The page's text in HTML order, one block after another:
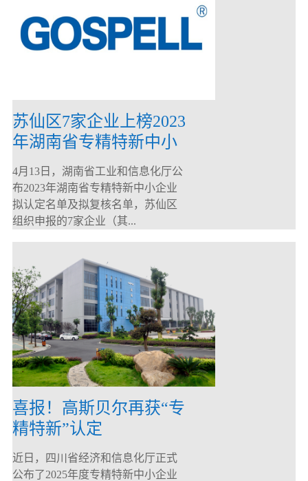
苏仙区7家企业上榜2023
年湖南省专精特新中小
企业
4月13日，湖南省工业和信息化厅公
布2023年湖南省专精特新中小企业
拟认定名单及拟复核名单，苏仙区
组织申报的7家企业（其...
喜报！高斯贝尔再获“专
精特新”认定
近日，四川省经济和信息化厅正式
公布了2025年度专精特新中小企业